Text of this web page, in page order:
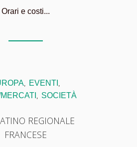
Orari e costi...
, EVENTI ,
, SOCIETÀ
REGIONALE
FRANCESE